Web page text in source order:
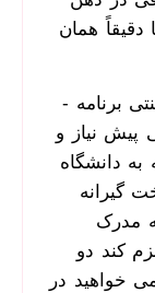
دقیقاً همان
به ‌عنوان ‌مثال، اغلب دانشگاه­ های سنتی برنامه ­
پیش نیاز و
به دانشگاه
گیرانه
مدرک
کند دو
­خواهید در